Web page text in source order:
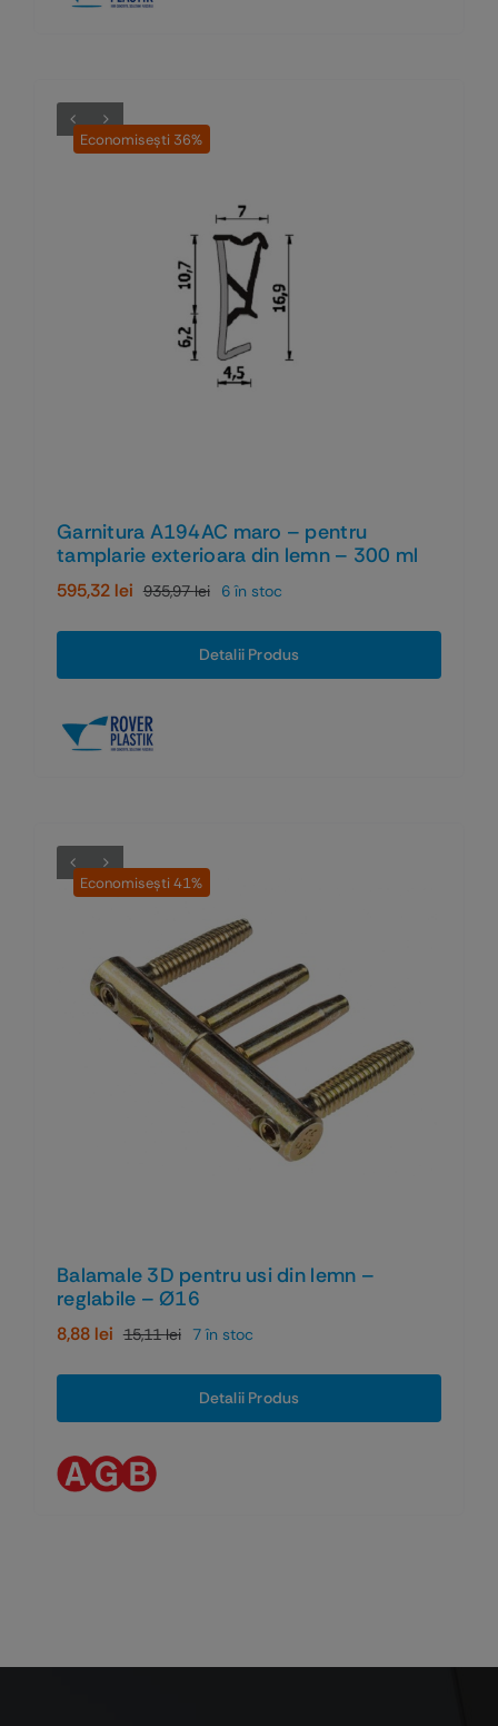
Economiseşti 36%
Garnitura A194AC maro – pentru
tamplarie exterioara din lemn – 300 ml
935,97leiPrețul
inițial
a
fost:
595,32 lei
Prețul
curent
este:
595,32 lei.
6 în stoc
Detalii Produs
Economiseşti 41%
Balamale 3D pentru usi din lemn –
reglabile – Ø16
15,11leiPrețul
inițial
fost:
8,88 lei
Prețul
curent
este:
8,88 lei.
7 în stoc
Detalii Produs